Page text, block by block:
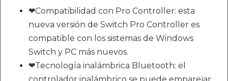
❤Compatibilidad con Pro Controller: esta
nueva versión de Switch Pro Controller es
compatible con los sistemas de Windows
Switch y PC más nuevos.
❤Tecnología inalámbrica Bluetooth: el